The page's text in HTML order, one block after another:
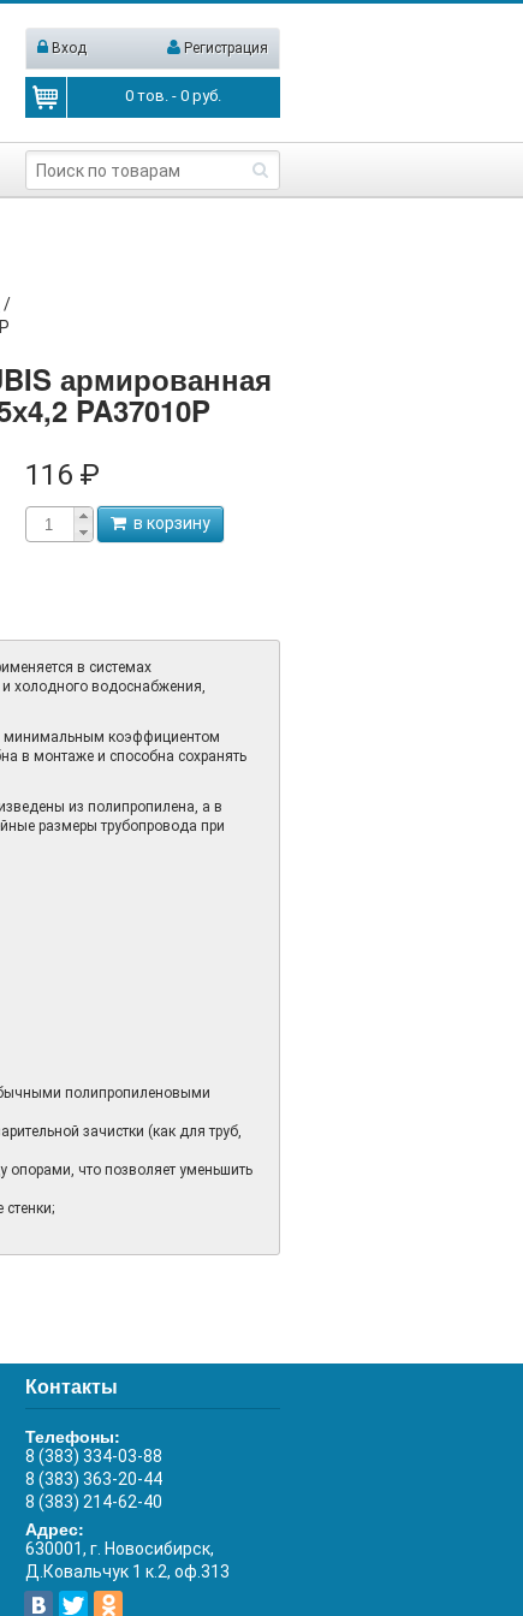
Вход Регистрация
0 тов. -0 руб.
/
армированная
PA37010P
116 ₽
в корзину
в системах
и холодного водоснабжения,
минимальным коэффициентом
в монтаже и способна сохранять
из полипропилена, а в
размеры трубопровода при
полипропиленовыми
зачистки (как для труб,
опорами, что позволяет уменьшить
Контакты
Телефоны:
8 (383) 334-03-88
8 (383) 363-20-44
8 (383) 214-62-40
Адрес:
630001, г. Новосибирск,
Д.Ковальчук 1 к.2, оф.313